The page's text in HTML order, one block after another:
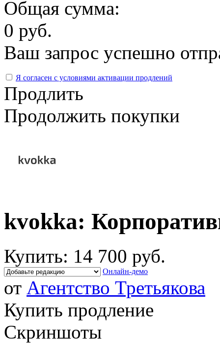
Общая сумма:
0 руб.
Ваш запрос успешно
Я согласен с условиями активации продлений
Продлить
Продолжить покупки
kvokka:
Купить: 14 700 руб.
Онлайн-демо
от Агентство Третьякова
Купить продление
Скриншоты